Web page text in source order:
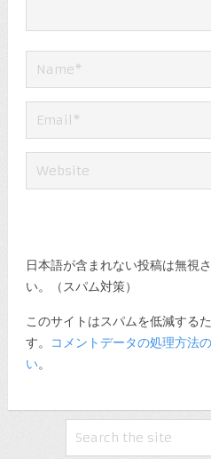
日本語が含まれない投稿は無視
い。（スパム対策）
このサイトはスパムを低減する
す。
コメントデータの処理方法
い。